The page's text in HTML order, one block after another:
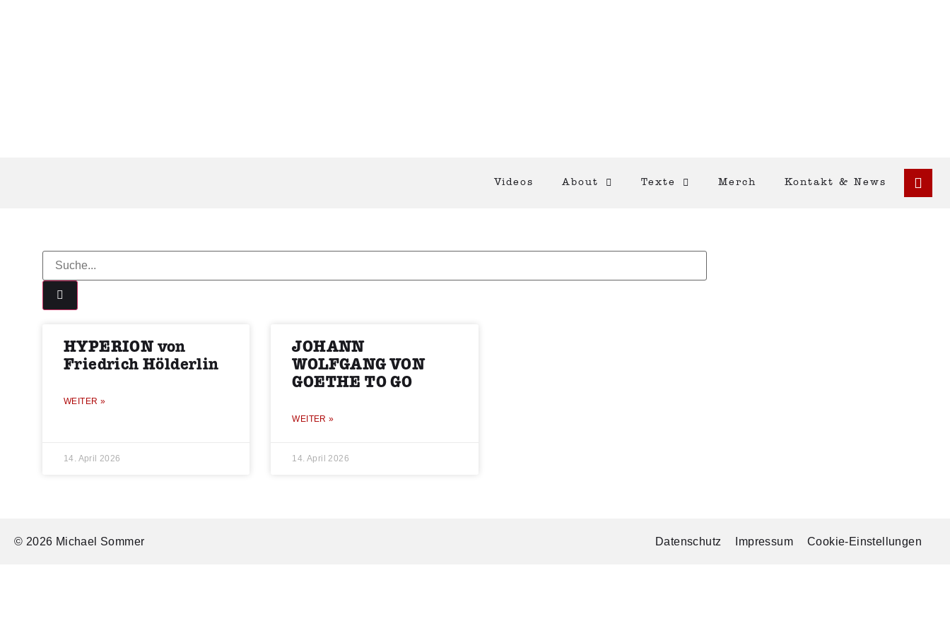
Videos About Texte Merch Kontakt & News
HYPERION von
Friedrich Hölderlin
WEITER »
14. April 2026
JOHANN
WOLFGANG VON
GOETHE TO GO
WEITER »
14. April 2026
© 2026 Michael Sommer Datenschutz Impressum Cookie-Einstellungen